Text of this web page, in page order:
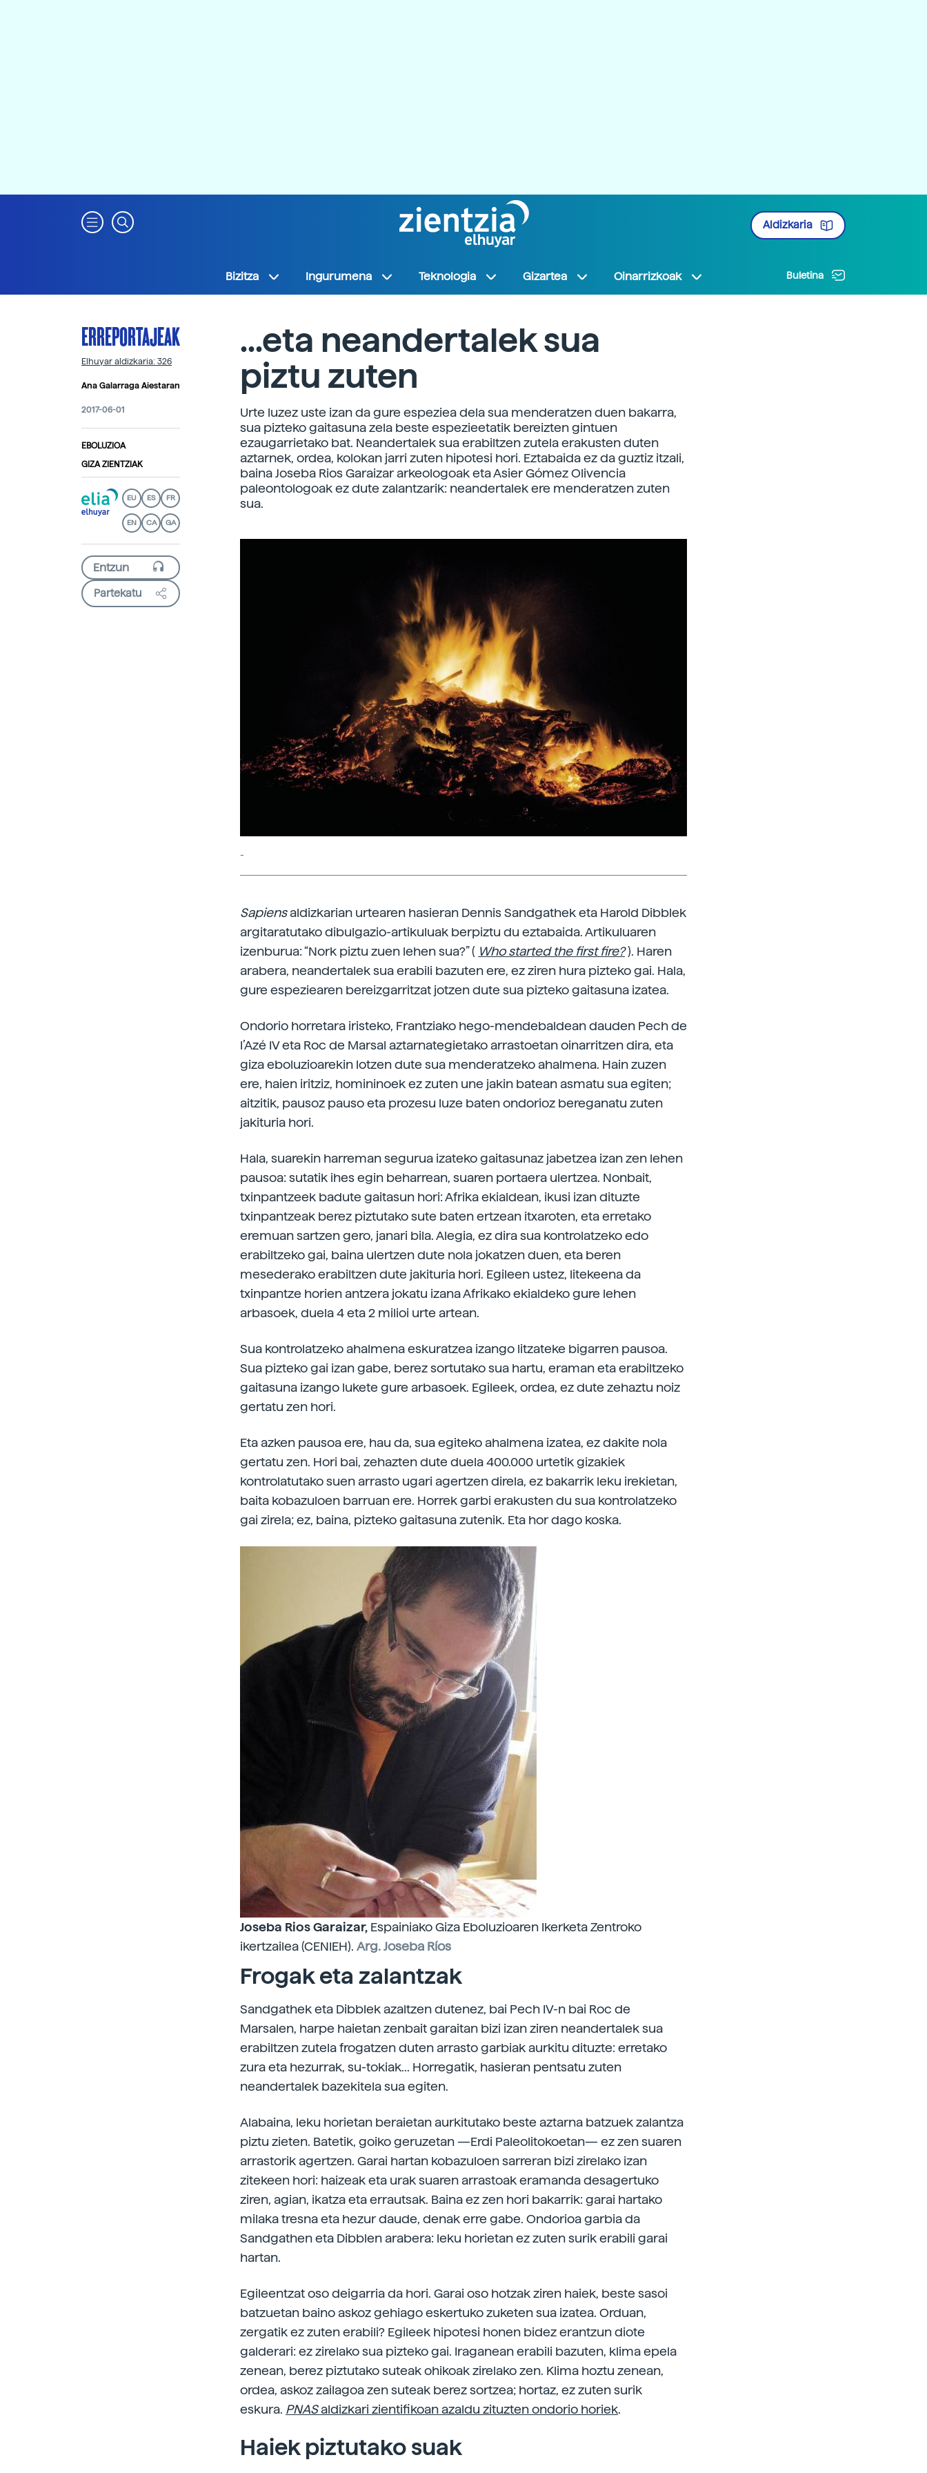
Aldizkaria
Bizitza Ingurumena Teknologia Gizartea Oinarrizkoak Buletina
ERREPORTAJEAK
Elhuyar aldizkaria: 326
Ana Galarraga Aiestaran
2017-06-01
EBOLUZIOA
GIZA ZIENTZIAK
EU ES FR
EN CA GA
Partekatu
...eta neandertalek sua
piztu zuten
Urte luzez uste izan da gure espeziea dela sua menderatzen duen bakarra,
sua pizteko gaitasuna zela beste espezieetatik bereizten gintuen
ezaugarrietako bat. Neandertalek sua erabiltzen zutela erakusten duten
aztarnek, ordea, kolokan jarri zuten hipotesi hori. Eztabaida ez da guztiz itzali,
baina Joseba Rios Garaizar arkeologoak eta Asier Gómez Olivencia
paleontologoak ez dute zalantzarik: neandertalek ere menderatzen zuten
sua.
-
Sapiensaldizkarian urtearen hasieran Dennis Sandgathek eta Harold Dibblek
argitaratutako dibulgazio-artikuluak berpiztu du eztabaida. Artikuluaren
izenburua: “Nork piztu zuen lehen sua?” ( Who started the first fire?). Haren
arabera, neandertalek sua erabili bazuten ere, ez ziren hura pizteko gai. Hala,
gure espeziearen bereizgarritzat jotzen dute sua pizteko gaitasuna izatea.
Ondorio horretara iristeko, Frantziako hego-mendebaldean dauden Pech de
l’Azé IV eta Roc de Marsal aztarnategietako arrastoetan oinarritzen dira, eta
giza eboluzioarekin lotzen dute sua menderatzeko ahalmena. Hain zuzen
ere, haien iritziz, homininoek ez zuten une jakin batean asmatu sua egiten;
aitzitik, pausoz pauso eta prozesu luze baten ondorioz bereganatu zuten
jakituria hori.
Hala, suarekin harreman segurua izateko gaitasunaz jabetzea izan zen lehen
pausoa: sutatik ihes egin beharrean, suaren portaera ulertzea. Nonbait,
txinpantzeek badute gaitasun hori: Afrika ekialdean, ikusi izan dituzte
txinpantzeak berez piztutako sute baten ertzean itxaroten, eta erretako
eremuan sartzen gero, janari bila. Alegia, ez dira sua kontrolatzeko edo
erabiltzeko gai, baina ulertzen dute nola jokatzen duen, eta beren
mesederako erabiltzen dute jakituria hori. Egileen ustez, litekeena da
txinpantze horien antzera jokatu izana Afrikako ekialdeko gure lehen
arbasoek, duela 4 eta 2 milioi urte artean.
Sua kontrolatzeko ahalmena eskuratzea izango litzateke bigarren pausoa.
Sua pizteko gai izan gabe, berez sortutako sua hartu, eraman eta erabiltzeko
gaitasuna izango lukete gure arbasoek. Egileek, ordea, ez dute zehaztu noiz
gertatu zen hori.
Eta azken pausoa ere, hau da, sua egiteko ahalmena izatea, ez dakite nola
gertatu zen. Hori bai, zehazten dute duela 400.000 urtetik gizakiek
kontrolatutako suen arrasto ugari agertzen direla, ez bakarrik leku irekietan,
baita kobazuloen barruan ere. Horrek garbi erakusten du sua kontrolatzeko
gai zirela; ez, baina, pizteko gaitasuna zutenik. Eta hor dago koska.
Joseba Rios Garaizar, Espainiako Giza Eboluzioaren Ikerketa Zentroko
ikertzailea (CENIEH). Arg. Joseba Ríos
Frogak eta zalantzak
Sandgathek eta Dibblek azaltzen dutenez, bai Pech IV-n bai Roc de
Marsalen, harpe haietan zenbait garaitan bizi izan ziren neandertalek sua
erabiltzen zutela frogatzen duten arrasto garbiak aurkitu dituzte: erretako
zura eta hezurrak, su-tokiak... Horregatik, hasieran pentsatu zuten
neandertalek bazekitela sua egiten.
Alabaina, leku horietan beraietan aurkitutako beste aztarna batzuek zalantza
piztu zieten. Batetik, goiko geruzetan —Erdi Paleolitokoetan— ez zen suaren
arrastorik agertzen. Garai hartan kobazuloen sarreran bizi zirelako izan
zitekeen hori: haizeak eta urak suaren arrastoak eramanda desagertuko
ziren, agian, ikatza eta errautsak. Baina ez zen hori bakarrik: garai hartako
milaka tresna eta hezur daude, denak erre gabe. Ondorioa garbia da
Sandgathen eta Dibblen arabera: leku horietan ez zuten surik erabili garai
hartan.
Egileentzat oso deigarria da hori. Garai oso hotzak ziren haiek, beste sasoi
batzuetan baino askoz gehiago eskertuko zuketen sua izatea. Orduan,
zergatik ez zuten erabili? Egileek hipotesi honen bidez erantzun diote
galderari: ez zirelako sua pizteko gai. Iraganean erabili bazuten, klima epela
zenean, berez piztutako suteak ohikoak zirelako zen. Klima hoztu zenean,
ordea, askoz zailagoa zen suteak berez sortzea; hortaz, ez zuten surik
eskura. PNASaldizkari zientifikoan azaldu zituzten ondorio horiek.
Haiek piztutako suak